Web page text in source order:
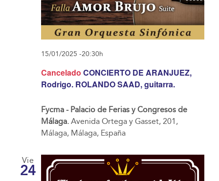
Cancelado CONCIERTO DE ARANJUEZ,
Rodrigo. ROLANDO SAAD, guitarra.
15/01/2025 -20:30h
Fycma - Palacio de Ferias y Congresos de
Málaga. Avenida Ortega y Gasset, 201,
Málaga, Málaga, España
Vie
24